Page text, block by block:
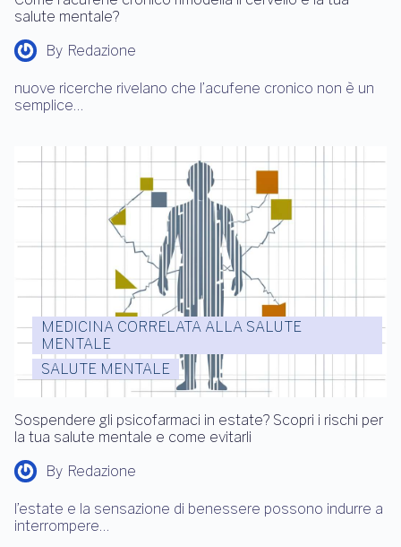
salute mentale?
By Redazione
nuove ricerche rivelano che l’acufene cronico non è un
semplice…
MEDICINA CORRELATA ALLA SALUTE
MENTALE
SALUTE MENTALE
Sospendere gli psicofarmaci in estate? Scopri i rischi per
la tua salute mentale e come evitarli
By Redazione
l’estate e la sensazione di benessere possono indurre a
interrompere…